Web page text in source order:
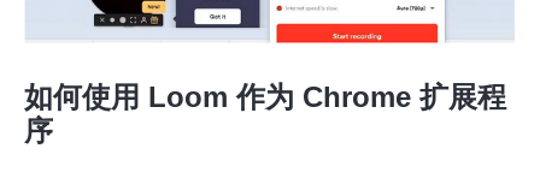
如何使用 Loom 作为 Chrome 扩展程
序